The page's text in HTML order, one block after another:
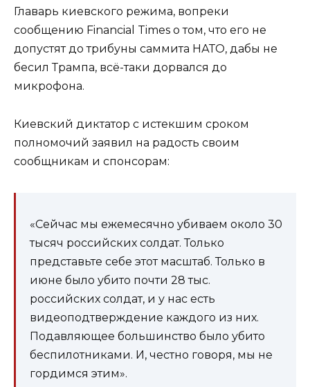
Главарь киевского режима, вопреки
сообщению Financial Times о том, что его не
допустят до трибуны саммита НАТО, дабы не
бесил Трампа, всё-таки дорвался до
микрофона.
Киевский диктатор с истекшим сроком
полномочий заявил на радость своим
сообщникам и спонсорам:
«Сейчас мы ежемесячно убиваем около 30
тысяч российских солдат. Только
представьте себе этот масштаб. Только в
июне было убито почти 28 тыс.
российских солдат, и у нас есть
видеоподтверждение каждого из них.
Подавляющее большинство было убито
беспилотниками. И, честно говоря, мы не
гордимся этим».